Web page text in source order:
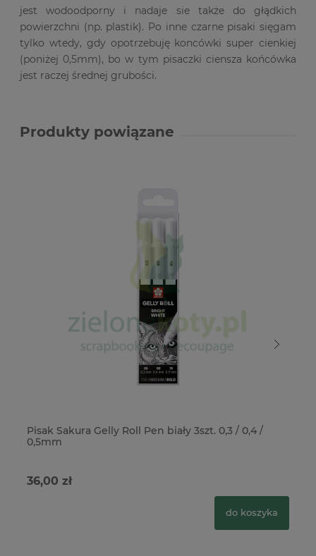
jest wodoodporny i nadaje sie także do głądkich
powierzchni (np. plastik). Po inne czarne pisaki sięgam
tylko wtedy, gdy opotrzebuję koncówki super cienkiej
(poniżej 0,5mm), bo w tym pisaczki ciensza końcówka
jest raczej średnej grubości.
Produkty powiązane
Pisak Sakura Gelly Roll Pen biały 3szt. 0,3 / 0,4 /
0,5mm
36,00 zł
do koszyka